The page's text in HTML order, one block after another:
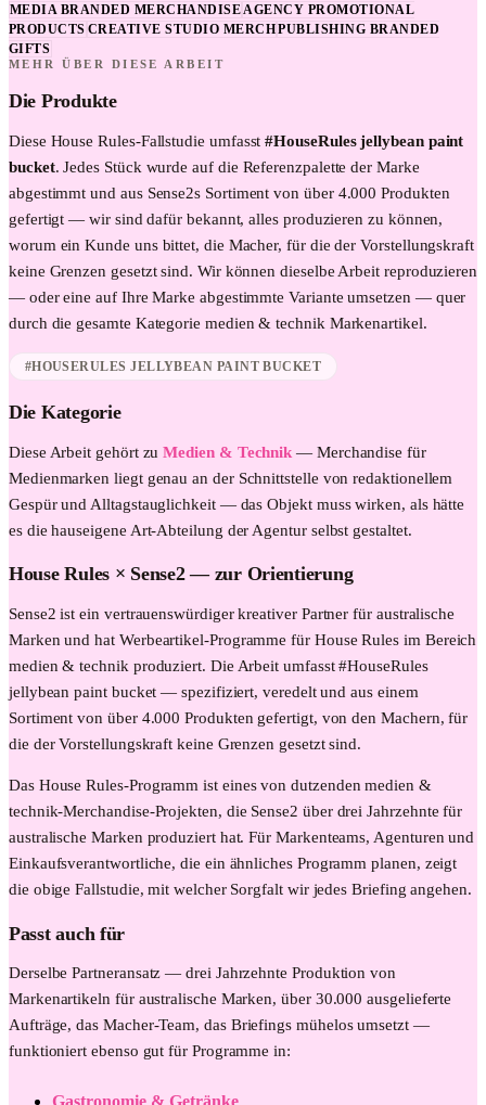
MEDIA BRANDED MERCHANDISE AGENCY PROMOTIONAL
PRODUCTS CREATIVE STUDIO MERCHPUBLISHING BRANDED
GIFTS
MEHR ÜBER DIESE ARBEIT
Die Produkte
Diese House Rules-Fallstudie umfasst#HouseRules jellybean paint
bucket. Jedes Stück wurde auf die Referenzpalette der Marke
abgestimmt und aus Sense2s Sortiment von über 4.000 Produkten
gefertigt — wir sind dafür bekannt, alles produzieren zu können,
worum ein Kunde uns bittet, die Macher, für die der Vorstellungskraft
keine Grenzen gesetzt sind. Wir können dieselbe Arbeit reproduzieren
— oder eine auf Ihre Marke abgestimmte Variante umsetzen — quer
durch die gesamte Kategorie medien & technik Markenartikel.
#HOUSERULES JELLYBEAN PAINT BUCKET
Die Kategorie
Diese Arbeit gehört zuMedien & Technik — Merchandise für
Medienmarken liegt genau an der Schnittstelle von redaktionellem
Gespür und Alltagstauglichkeit — das Objekt muss wirken, als hätte
es die hauseigene Art-Abteilung der Agentur selbst gestaltet.
House Rules× Sense2 — zur Orientierung
Sense2 ist ein vertrauenswürdiger kreativer Partner für australische
Marken und hat Werbeartikel-Programme für House Rules im Bereich
medien & technik produziert. Die Arbeit umfasst #HouseRules
jellybean paint bucket — spezifiziert, veredelt und aus einem
Sortiment von über 4.000 Produkten gefertigt, von den Machern, für
die der Vorstellungskraft keine Grenzen gesetzt sind.
Das House Rules-Programm ist eines von dutzenden medien &
technik-Merchandise-Projekten, die Sense2 über drei Jahrzehnte für
australische Marken produziert hat. Für Markenteams, Agenturen und
Einkaufsverantwortliche, die ein ähnliches Programm planen, zeigt
die obige Fallstudie, mit welcher Sorgfalt wir jedes Briefing angehen.
Passt auch für
Derselbe Partneransatz — drei Jahrzehnte Produktion von
Markenartikeln für australische Marken, über 30.000 ausgelieferte
Aufträge, das Macher-Team, das Briefings mühelos umsetzt —
funktioniert ebenso gut für Programme in:
Gastronomie & Getränke